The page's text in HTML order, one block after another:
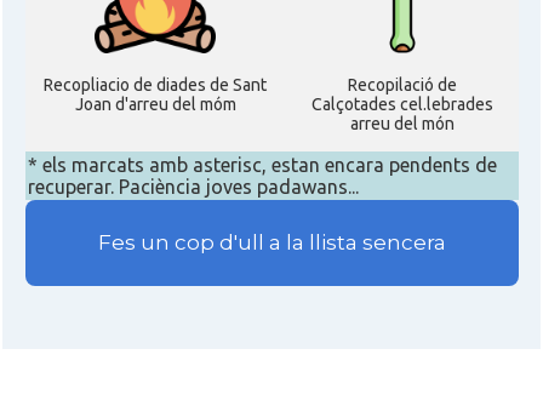
Recopliacio de diades de Sant
Joan d'arreu del móm
Recopilació de
Calçotades cel.lebrades
arreu del món
* els marcats amb asterisc, estan encara pendents de
recuperar. Paciència joves padawans...
Fes un cop d'ull a la llista sencera